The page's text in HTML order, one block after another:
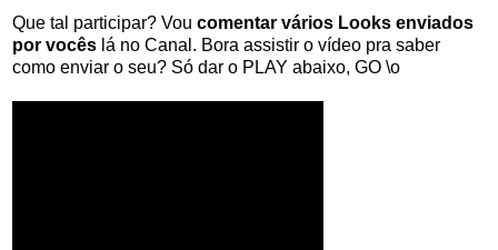
Que tal participar? Vou comentar vários Looks enviados
por vocês lá no Canal. Bora assistir o vídeo pra saber
como enviar o seu? Só dar o PLAY abaixo, GO \o